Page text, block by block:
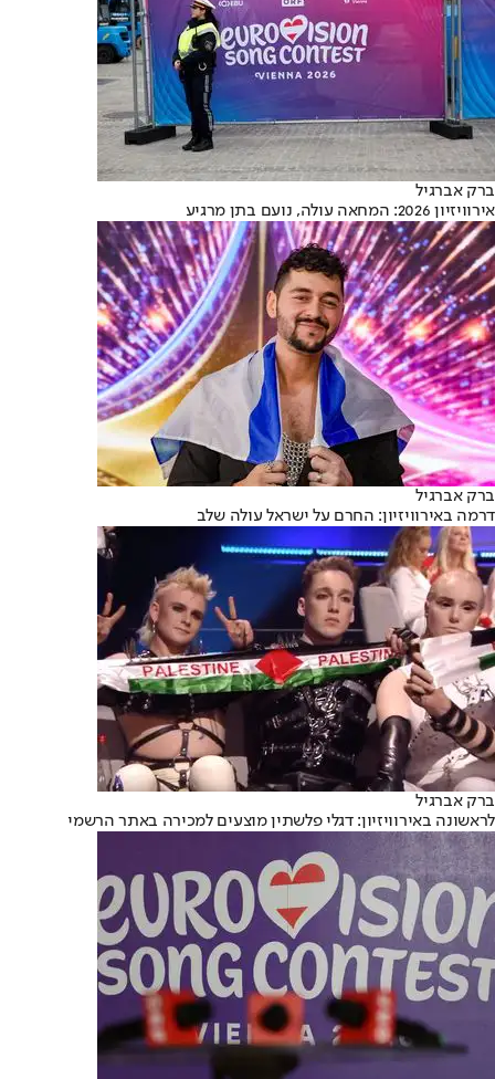
ברק אברגיל
אירוויזיון 2026: המחאה עולה, נועם בתן מרגיע
ברק אברגיל
דרמה באירוויזיון: החרם על ישראל עולה שלב
ברק אברגיל
לראשונה באירוויזיון: דגלי פלשתין מוצעים למכירה באתר הרשמי